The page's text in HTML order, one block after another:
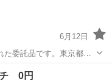
6月12日
委託品です。東京都稲
チ 0円